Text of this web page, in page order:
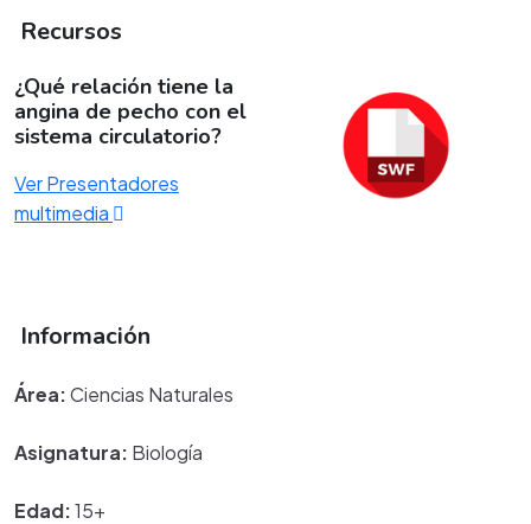
Recursos
¿Qué relación tiene la
angina de pecho con el
sistema circulatorio?
Ver Presentadores
multimedia
Información
Área:Ciencias Naturales
Asignatura: Biología
Edad:15+